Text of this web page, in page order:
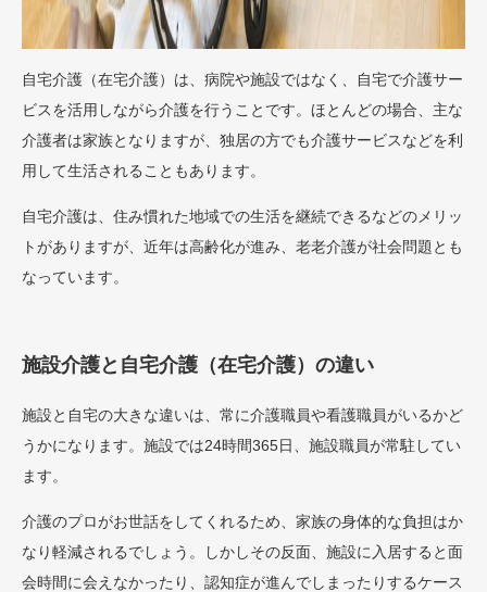
自宅介護（在宅介護）は、病院や施設ではなく、自宅で介護サー
ビスを活用しながら介護を行うことです。ほとんどの場合、主な
介護者は家族となりますが、独居の方でも介護サービスなどを利
用して生活されることもあります。
自宅介護は、住み慣れた地域での生活を継続できるなどのメリッ
トがありますが、近年は高齢化が進み、老老介護が社会問題とも
なっています。
施設介護と自宅介護（在宅介護）の違い
施設と自宅の大きな違いは、常に介護職員や看護職員がいるかど
うかになります。施設では24時間365日、施設職員が常駐してい
ます。
介護のプロがお世話をしてくれるため、家族の身体的な負担はか
なり軽減されるでしょう。しかしその反面、施設に入居すると面
会時間に会えなかったり、認知症が進んでしまったりするケース